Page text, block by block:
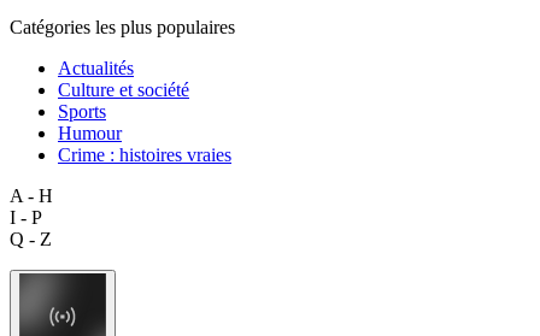
Catégories les plus populaires
Actualités
Culture et société
Sports
Humour
Crime : histoires vraies
A - H
I - P
Q - Z